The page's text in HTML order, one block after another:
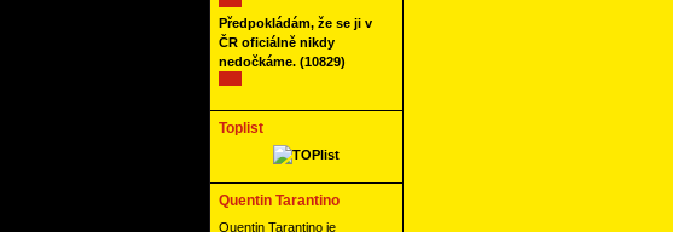
Předpokládám, že se ji v
ČR oficiálně nikdy
nedočkáme.(10829)
Toplist
Quentin Tarantino
Quentin Tarantino je